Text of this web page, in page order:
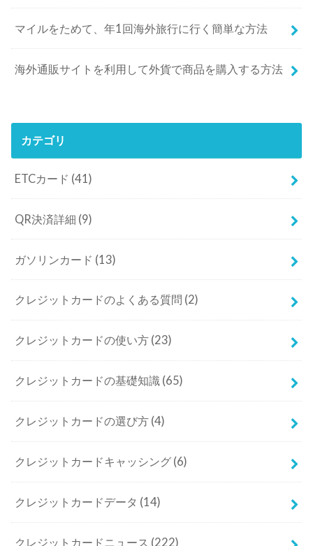
マイルをためて、年1回海外旅行に行く簡単な方法
海外通販サイトを利用して外貨で商品を購入する方法
カテゴリ
ETCカード (41)
QR決済詳細 (9)
ガソリンカード (13)
クレジットカードのよくある質問 (2)
クレジットカードの使い方 (23)
クレジットカードの基礎知識 (65)
クレジットカードの選び方 (4)
クレジットカードキャッシング (6)
クレジットカードデータ (14)
クレジットカードニュース (222)